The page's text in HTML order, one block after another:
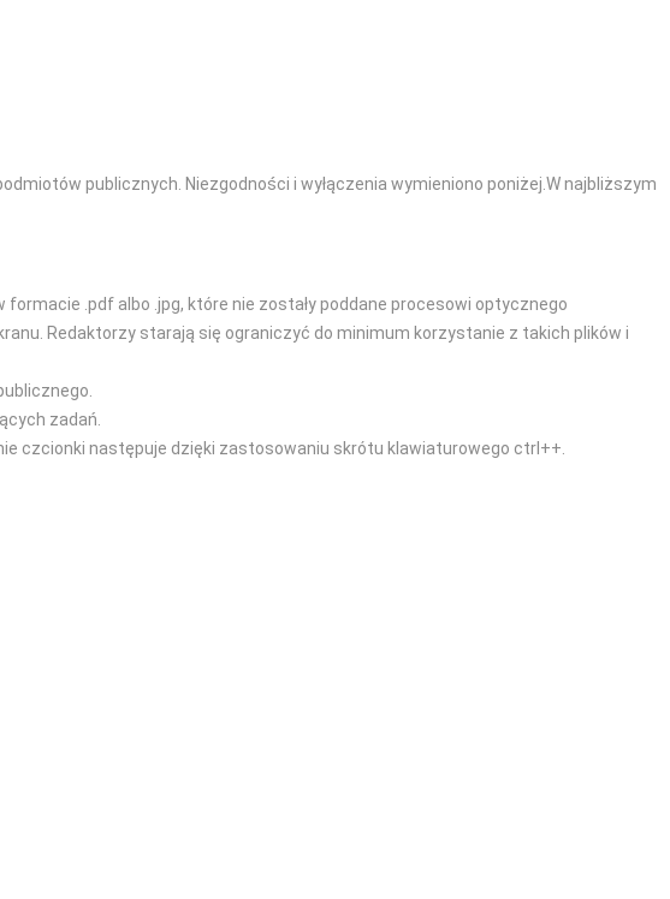
publicznych. Niezgodności i wyłączenia wymieniono poniżej.W najbliższym
.pdf albo .jpg, które nie zostały poddane procesowi optycznego
Redaktorzy starają się ograniczyć do minimum korzystanie z takich plików i
zadań.
czcionki następuje dzięki zastosowaniu skrótu klawiaturowego ctrl++.